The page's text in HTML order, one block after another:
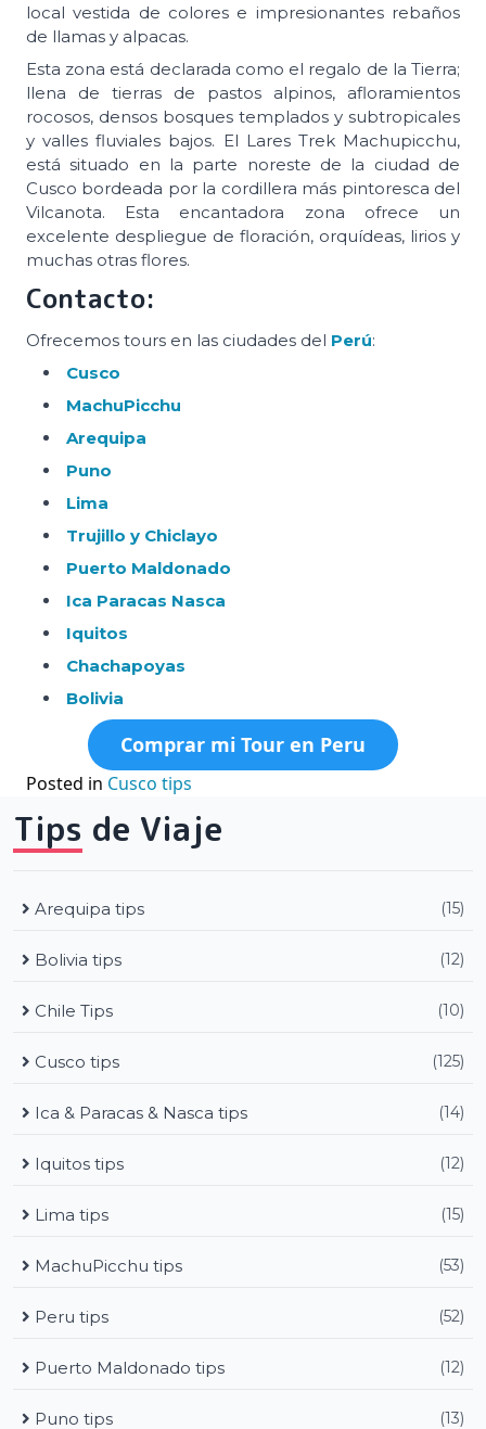
local vestida de colores e impresionantes rebaños
de llamas y alpacas.
Esta zona está declarada como el regalo de la Tierra;
llena de tierras de pastos alpinos, afloramientos
rocosos, densos bosques templados y subtropicales
y valles fluviales bajos. El Lares Trek Machupicchu,
está situado en la parte noreste de la ciudad de
Cusco bordeada por la cordillera más pintoresca del
Vilcanota. Esta encantadora zona ofrece un
excelente despliegue de floración, orquídeas, lirios y
muchas otras flores.
Contacto:
Ofrecemos tours en las ciudades del Perú:
Cusco
MachuPicchu
Arequipa
Puno
Lima
Trujillo y Chiclayo
Puerto Maldonado
Ica Paracas Nasca
Iquitos
Chachapoyas
Bolivia
Comprar mi Tour en Peru
Posted in Cusco tips
Tips de Viaje
Arequipa tips (15)
Bolivia tips (12)
Chile Tips (10)
Cusco tips (125)
Ica & Paracas & Nasca tips (14)
Iquitos tips (12)
Lima tips (15)
MachuPicchu tips (53)
Peru tips (52)
Puerto Maldonado tips (12)
Puno tips (13)